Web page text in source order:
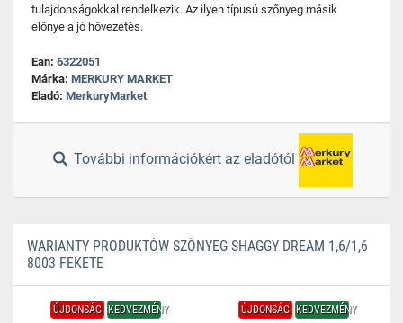
tulajdonságokkal rendelkezik. Az ilyen típusú szőnyeg másik
előnye a jó hővezetés.
Ean: 6322051
Márka: MERKURY MARKET
Eladó: MerkuryMarket
További információkért az eladótól
WARIANTY PRODUKTÓW SZŐNYEG SHAGGY DREAM 1,6/1,6
8003 FEKETE
ÚJDONSÁG KEDVEZMÉNY ÚJDONSÁG KEDVEZMÉNY